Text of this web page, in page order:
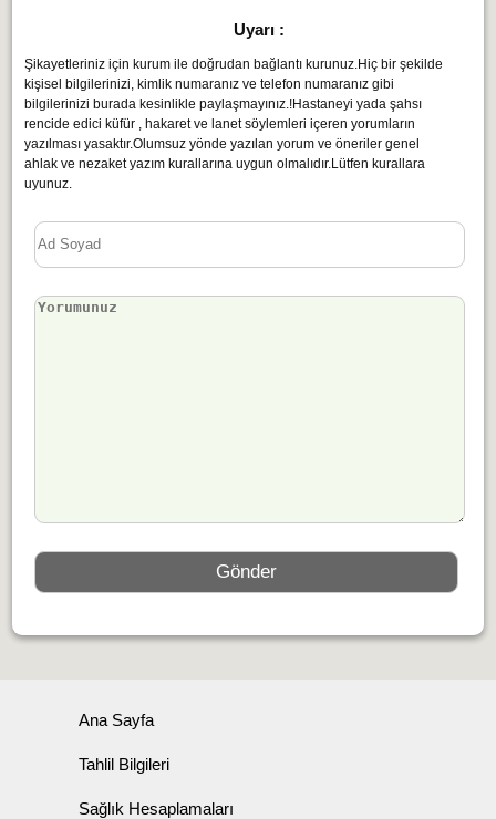
Uyarı :
Şikayetleriniz için kurum ile doğrudan bağlantı kurunuz.Hiç bir şekilde
kişisel bilgilerinizi, kimlik numaranız ve telefon numaranız gibi
bilgilerinizi burada kesinlikle paylaşmayınız.!Hastaneyi yada şahsı
rencide edici küfür , hakaret ve lanet söylemleri içeren yorumların
yazılması yasaktır.Olumsuz yönde yazılan yorum ve öneriler genel
ahlak ve nezaket yazım kurallarına uygun olmalıdır.Lütfen kurallara
uyunuz.
Ana Sayfa
Tahlil Bilgileri
Sağlık Hesaplamaları